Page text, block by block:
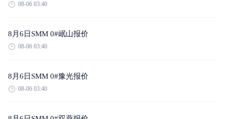
08-06 03:40
8月6日SMM 0#岷山报价
08-06 03:40
8月6日SMM 0#豫光报价
08-06 03:40